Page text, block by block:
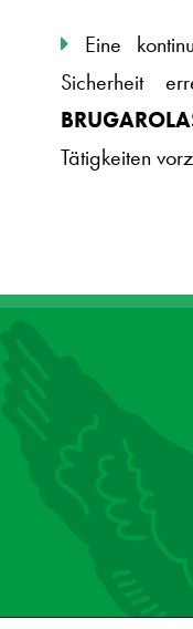
Eine
Sicherheit
Tätigkeiten